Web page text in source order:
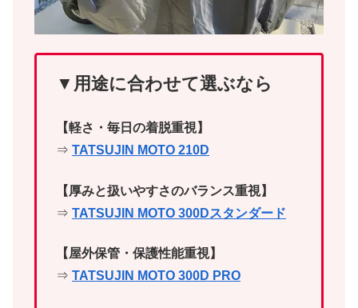
▼用途に合わせて選ぶなら
【軽さ・毎日の着脱重視】
⇒ TATSUJIN MOTO 210D
【厚みと扱いやすさのバランス重視】
⇒ TATSUJIN MOTO 300Dスタンダード
【屋外保管・保護性能重視】
⇒ TATSUJIN MOTO 300D PRO